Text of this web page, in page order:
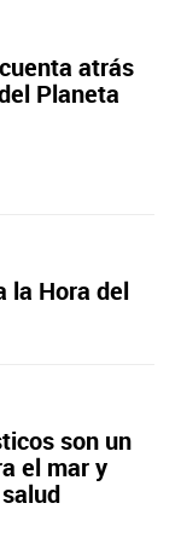
atrás
Planeta
la Hora del
son un
el mar y